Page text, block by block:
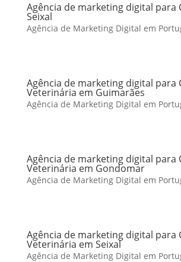
Agência de marketing digital para
Seixal
Agência de Marketing Digital em
Agência de marketing digital para
Veterinária em Guimarães
Agência de Marketing Digital em
Agência de marketing digital para
Veterinária em Gondomar
Agência de Marketing Digital em
Agência de marketing digital para
Veterinária em Seixal
Agência de Marketing Digital em